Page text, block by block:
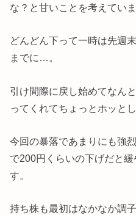
な？と甘いことを考えてい
どんどん下って一時は先週
までに…。
引け間際に戻し始めてなん
ってくれてちょっとホッとし
今回の暴落であまりにも強
で200円くらいの下げだと
す。
持ち株も最初はなかなか調